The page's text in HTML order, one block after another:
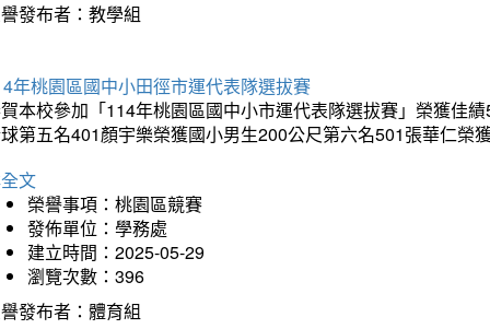
發布者：教學組
年桃園區國中小田徑市運代表隊選拔賽
本校參加「114年桃園區國中小市運代表隊選拔賽」榮獲佳
第五名401顏宇樂榮獲國小男生200公尺第六名501張華仁
文
榮譽事項：桃園區競賽
發佈單位：學務處
建立時間：2025-05-29
瀏覽次數：396
發布者：體育組